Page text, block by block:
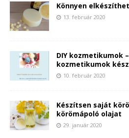
Könnyen
13. február 2020
DIY kozmetikumok
kozmetikumok
10. február 2020
Készítsen saját
körömápoló olajat
29. január 2020